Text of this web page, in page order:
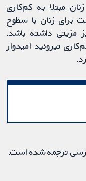
مبتلا به کم‌کاری
برای زنان با سطوح
مزیتی داشته باشد.
تیروئید امیدوار
ترجمه شده است.